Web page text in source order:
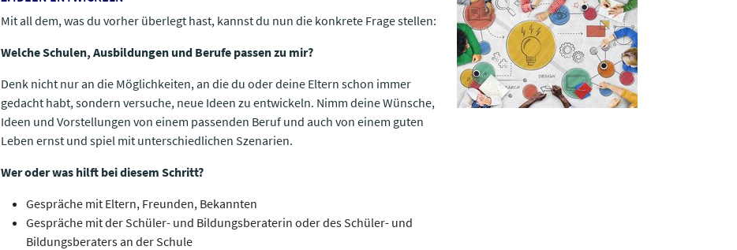
Mit all dem, was du vorher überlegt hast, kannst du nun die konkrete Frage stellen:
Welche Schulen, Ausbildungen und Berufe passen zu mir?
Denk nicht nur an die Möglichkeiten, an die du oder deine Eltern schon immer
gedacht habt, sondern versuche, neue Ideen zu entwickeln. Nimm deine Wünsche,
Ideen und Vorstellungen von einem passenden Beruf und auch von einem guten
Leben ernst und spiel mit unterschiedlichen Szenarien.
Wer oder was hilft bei diesem Schritt?
Gespräche mit Eltern, Freunden, Bekannten
Gespräche mit der Schüler- und Bildungsberaterin oder des Schüler- und
Bildungsberaters an der Schule